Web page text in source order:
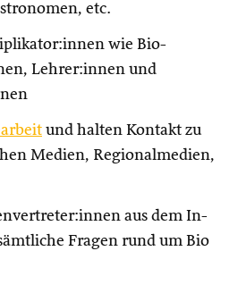
etc.
wie Bio-
Lehrer:innen und
und halten Kontakt zu
Medien, Regionalmedien,
aus dem In-
Fragen rund um Bio